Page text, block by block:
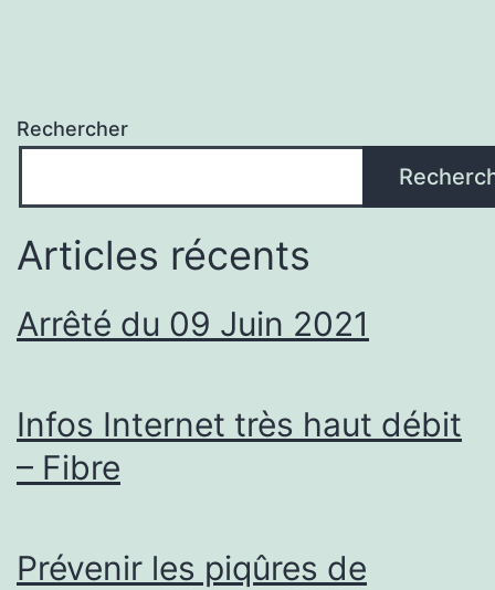
Rechercher
Articles récents
Arrêté du 09 Juin 2021
Infos Internet très haut débit
– Fibre
Prévenir les piqûres de